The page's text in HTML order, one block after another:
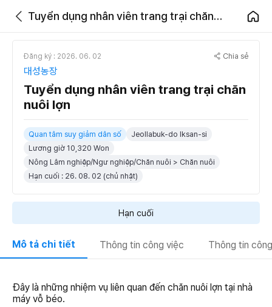
Tuyển dụng nhân viên trang trại chăn nuôi lợn
Đăng ký : 2026. 06. 02 Chia sẻ
대성농장
Tuyển dụng nhân viên trang trại chăn
nuôi lợn
Quan tâm suy giảm dân số
Jeollabuk-do Iksan-si
Lương giờ 10,320 Won
Nông Lâm nghiệp/Ngư nghiệp/Chăn nuôi > Chăn nuôi
Hạn cuối : 26. 08. 02 (chủ nhật)
Hạn cuối
Mô tả chi tiết Thông tin công việc Thông tin
Đây là những nhiệm vụ liên quan đến chăn nuôi lợn tại nhà
máy vỗ béo.